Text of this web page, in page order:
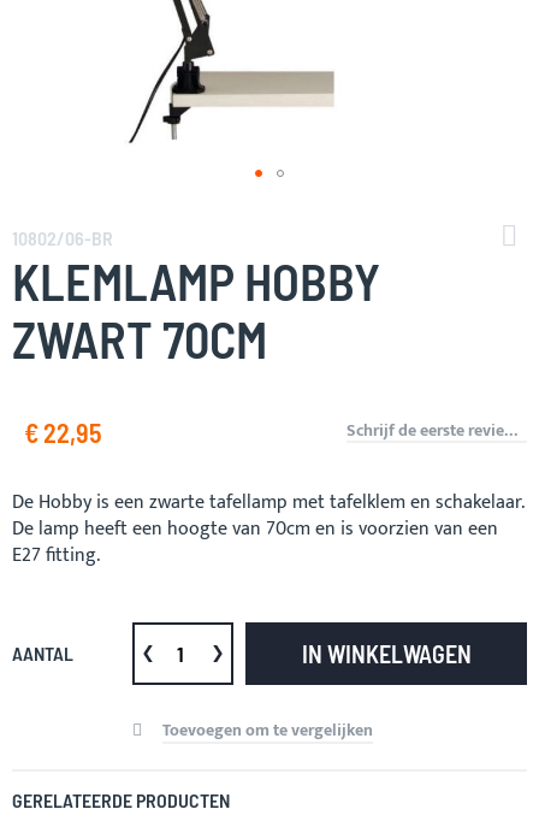
naar
het
begin
van
de
afbeeldingen-
10802/06-BR
KLEMLAMP HOBBY
ZWART 70CM
€ 22,95 Schrijf de eerste review over dit product
De Hobby is een zwarte tafellamp met tafelklem en schakelaar.
De lamp heeft een hoogte van 70cm en is voorzien van een
E27 fitting.
AANTAL IN WINKELWAGEN
Toevoegen om te vergelijken
GERELATEERDE PRODUCTEN